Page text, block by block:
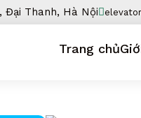
Đại Thanh, Hà Nội
Trang chủ